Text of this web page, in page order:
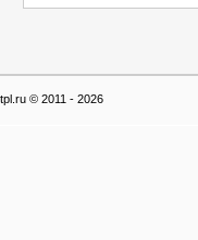
© 2011 - 2026